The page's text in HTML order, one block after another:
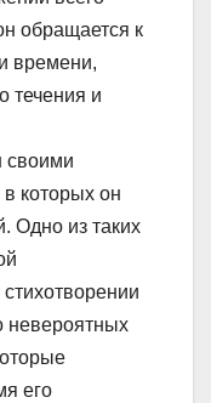
обращается к
времени,
течения и
своими
которых он
Одно из таких
невероятных
его